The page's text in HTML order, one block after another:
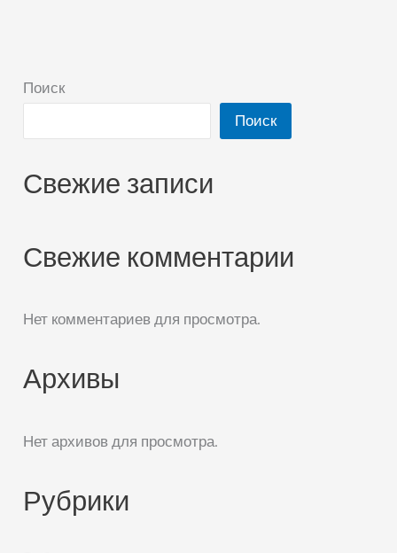
Поиск
Поиск
Свежие записи
Свежие комментарии
Нет комментариев для просмотра.
Архивы
Нет архивов для просмотра.
Рубрики